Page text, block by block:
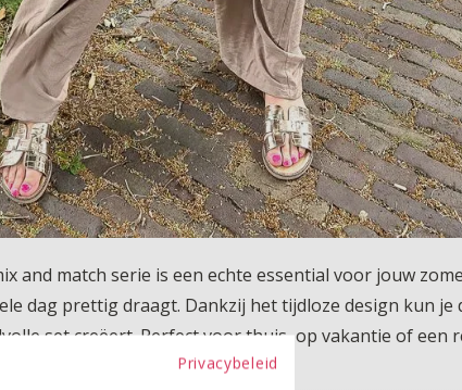
and match serie is een echte essential voor jouw
dag prettig draagt. Dankzij het tijdloze design kun
set creëert. Perfect voor thuis, op vakantie of
Privacybeleid